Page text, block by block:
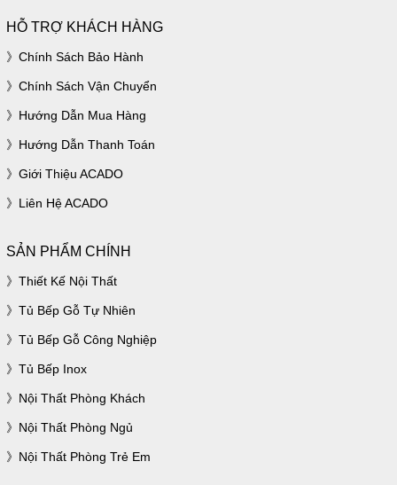
HỖ TRỢ KHÁCH HÀNG
Chính Sách Bảo Hành
Chính Sách Vận Chuyển
Hướng Dẫn Mua Hàng
Hướng Dẫn Thanh Toán
Giới Thiệu ACADO
Liên Hệ ACADO
SẢN PHẨM CHÍNH
Thiết Kế Nội Thất
Tủ Bếp Gỗ Tự Nhiên
Tủ Bếp Gỗ Công Nghiệp
Tủ Bếp Inox
Nội Thất Phòng Khách
Nội Thất Phòng Ngủ
Nội Thất Phòng Trẻ Em